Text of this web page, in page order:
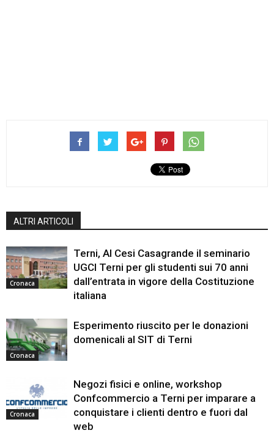
ALTRI ARTICOLI
Cronaca
Terni, Al Cesi Casagrande il seminario
UGCI Terni per gli studenti sui 70 anni
dall’entrata in vigore della Costituzione
italiana
Cronaca
Esperimento riuscito per le donazioni
domenicali al SIT di Terni
Cronaca
Negozi fisici e online, workshop
Confcommercio a Terni per imparare a
conquistare i clienti dentro e fuori dal
web